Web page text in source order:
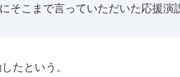
にそこまで言っていただいた応援演
たという。